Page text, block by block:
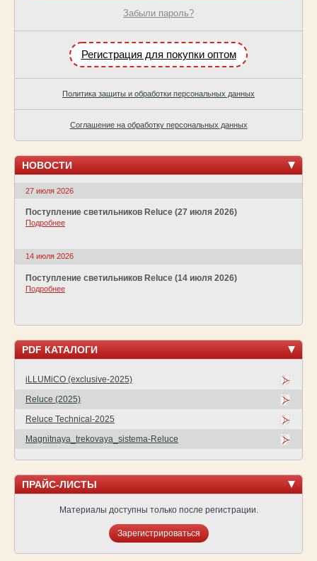
Забыли пароль?
Регистрация для покупки оптом
Политика защиты и обработки персональных данных
Соглашение на обработку персональных данных
НОВОСТИ
27 июля 2026
Поступление светильников Reluce (27 июля 2026)
Подробнее
14 июля 2026
Поступление светильников Reluce (14 июля 2026)
Подробнее
PDF КАТАЛОГИ
iLLUMiCO (exclusive-2025)
Reluce (2025)
Reluce Technical-2025
Magnitnaya_trekovaya_sistema-Reluce
ПРАЙС-ЛИСТЫ
Материалы доступны только после регистрации.
Зарегистрироваться